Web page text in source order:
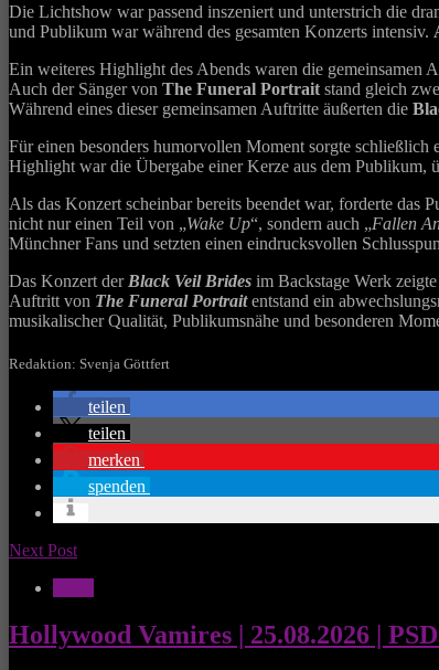
Die Lichtshow war passend inszeniert und unterstrich die
und Publikum war während des gesamten Konzerts intensiv.
Ein weiteres Highlight des Abends waren die gemeinsamen
Auch der Sänger von The Funeral Portrait stand gleich
Während eines dieser gemeinsamen Auftritte äußerten die
Für einen besonders humorvollen Moment sorgte schließlich
Highlight war die Übergabe einer Kerze aus dem Publikum,
Als das Konzert scheinbar bereits beendet war, forderte das
nicht nur einen Teil von „Wake Up“, sondern auch „Fallen
Münchner Fans und setzten einen eindrucksvollen
Das Konzert der Black Veil Brides im Backstage Werk
Auftritt von The Funeral Portraitentstand ein
musikalischer Qualität, Publikumsnähe und besonderen
Redaktion: Svenja Göttfert
teilen
teilen
merken
spenden
Next Post
Hollywood Vamires | 25.08.2026 |